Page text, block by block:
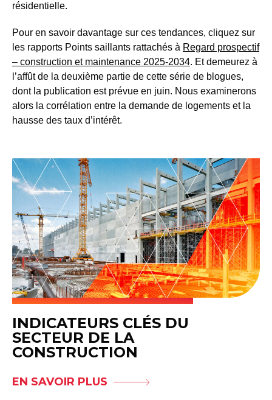
résidentielle.
Pour en savoir davantage sur ces tendances, cliquez sur
les rapports Points saillants rattachés à Regard prospectif
– construction et maintenance 2025-2034. Et demeurez à
l’affût de la deuxième partie de cette série de blogues,
dont la publication est prévue en juin. Nous examinerons
alors la corrélation entre la demande de logements et la
hausse des taux d’intérêt.
INDICATEURS CLÉS DU
SECTEUR DE LA
CONSTRUCTION
EN SAVOIR PLUS